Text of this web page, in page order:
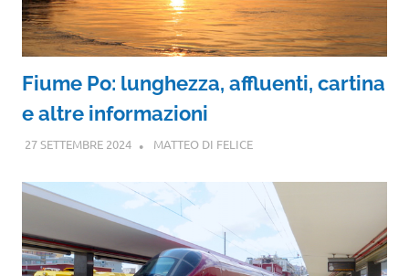
Fiume Po: lunghezza, affluenti, cartina
e altre informazioni
27 SETTEMBRE 2024 MATTEO DI FELICE